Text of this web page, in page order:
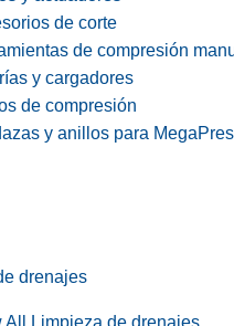
de corte
de compresión
y cargadores
de compresión
y anillos para
drenajes
All Limpieza de drenajes